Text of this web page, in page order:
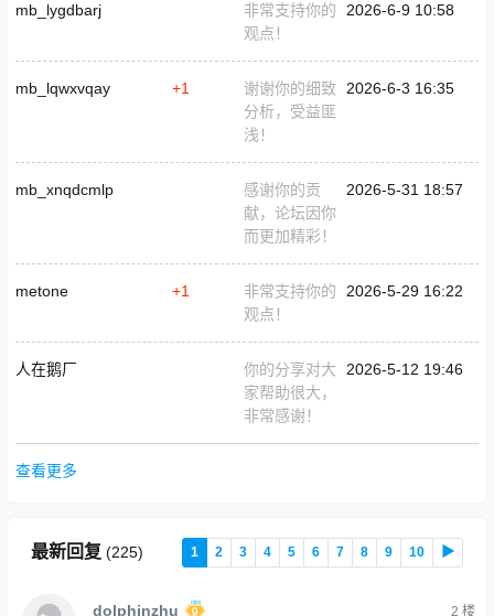
mb_lygdbarj
非常支持你的
观点！
2026-6-9 10:58
mb_lqwxvqay +1
谢谢你的细致
分析，受益匪
浅！
2026-6-3 16:35
mb_xnqdcmlp
感谢你的贡
献，论坛因你
而更加精彩！
2026-5-31 18:57
metone +1
非常支持你的
观点！
2026-5-29 16:22
人在鹅厂
你的分享对大
家帮助很大，
非常感谢！
2026-5-12 19:46
查看更多
最新回复 (225) 1 2 3 4 5 6 7 8 9 10 ▶
dolphinzhu 2 楼